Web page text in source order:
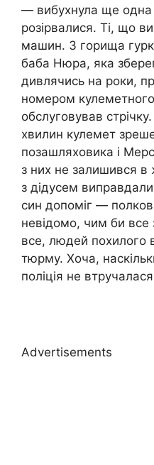
— вибухнула ще одна
розірвалися. Ті, що
машин. З горища
баба Нюра, яка
дивлячись на роки,
номером
обслуговував
хвилин кулемет
позашляховика і
з них не залишився
з дідусем
син допоміг —
невідомо, чим би все
все, людей похилого
тюрму. Хоча,
поліція не
Advertisements